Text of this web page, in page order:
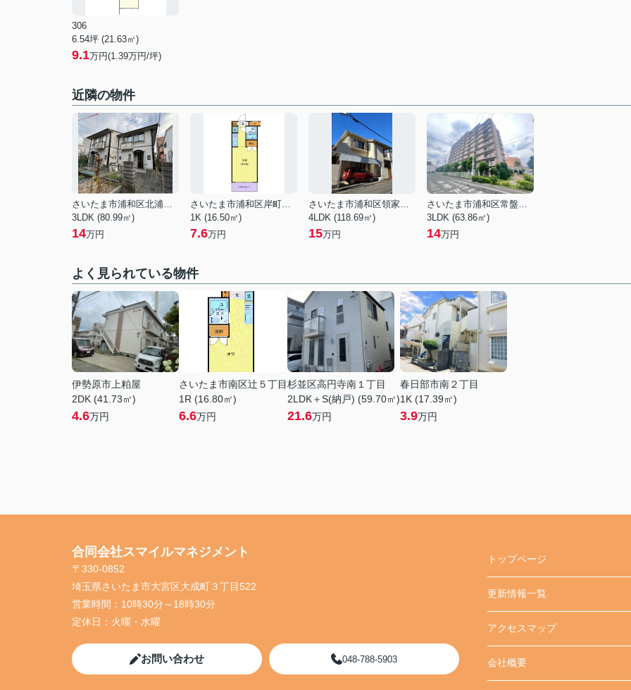
306
6.54坪 (21.63㎡)
9.1万円(1.39万円/坪)
近隣の物件
さいたま市浦和区北浦和１丁目
3LDK (80.99㎡)
14万円
さいたま市浦和区岸町３丁目
1K (16.50㎡)
7.6万円
さいたま市浦和区領家７丁目
4LDK (118.69㎡)
15万円
さいたま市浦和区常盤１０丁目
3LDK (63.86㎡)
14万円
よく見られている物件
伊勢原市上粕屋
2DK (41.73㎡)
4.6万円
さいたま市南区辻５丁目
1R (16.80㎡)
6.6万円
杉並区高円寺南１丁目
2LDK＋S(納戸) (59.70㎡)
21.6万円
春日部市南２丁目
1K (17.39㎡)
3.9万円
合同会社スマイルマネジメント
〒330-0852
埼玉県さいたま市大宮区大成町３丁目522
営業時間： 10時30分～18時30分
定休日： 火曜・水曜
お問い合わせ 048-788-5903
トップページ
更新情報一覧
アクセスマップ
会社概要